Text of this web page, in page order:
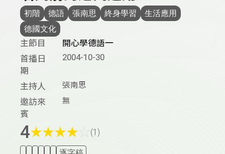
初階 德語 張南思 終身學習
生活應用
德國文化
主節目
開心學德語一
首播日
期
2004-10-30
主持人 張南思
邀訪來
賓
無
4★★★★ (1)